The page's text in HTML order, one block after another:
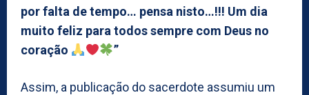
por falta de tempo… pensa nisto…!!! Um dia
muito feliz para todos sempre com Deus no
coração
”
Assim, a publicação do sacerdote assumiu um